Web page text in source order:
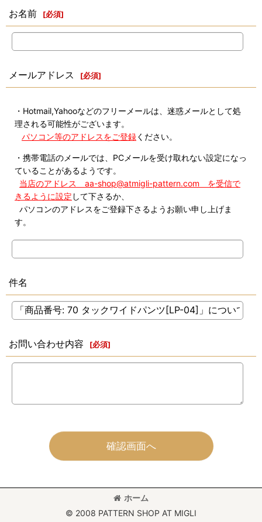
お名前 [必須]
メールアドレス [必須]
・Hotmail,Yahooなどのフリーメールは、迷惑メールとして処
理される可能性がございます。
パソコン等のアドレスをご登録ください。
・携帯電話のメールでは、PCメールを受け取れない設定になっ
ていることがあるようです。
当店のアドレス aa-shop@atmigli-pattern.com を受信で
きるように設定 して下さるか、
パソコンのアドレスをご登録下さるようお願い申し上げま
す。
件名
お問い合わせ内容 [必須]
確認画面へ
ホーム
© 2008 PATTERN SHOP AT MIGLI